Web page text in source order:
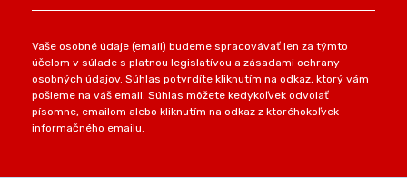
Vaše osobné údaje (email) budeme spracovávať len za týmto
účelom v súlade s platnou legislatívou a zásadami ochrany
osobných údajov. Súhlas potvrdíte kliknutím na odkaz, ktorý vám
pošleme na váš email. Súhlas môžete kedykoľvek odvolať
písomne, emailom alebo kliknutím na odkaz z ktoréhokoľvek
informačného emailu.